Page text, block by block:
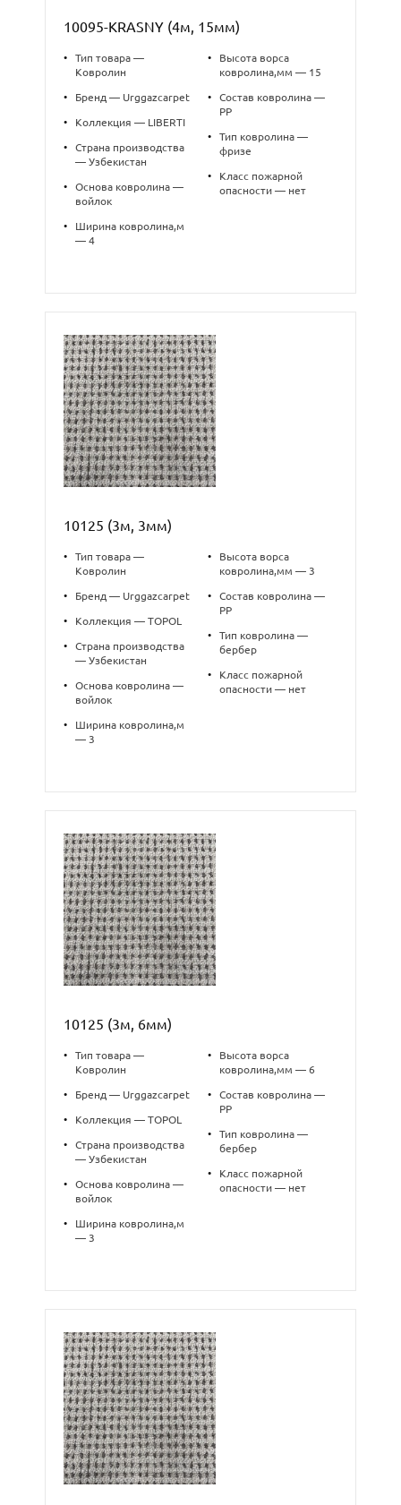
10095-KRASNY (4м, 15мм)
•
Тип товара —
Ковролин
• Бренд — Urggazcarpet
• Коллекция — LIBERTI
•
Страна производства
— Узбекистан
•
Основа ковролина —
войлок
•
Ширина ковролина,м
— 4
•
Высота ворса
ковролина,мм — 15
•
Состав ковролина —
PP
•
Тип ковролина —
фризе
•
Класс пожарной
опасности — нет
10125 (3м, 3мм)
•
Тип товара —
Ковролин
• Бренд — Urggazcarpet
• Коллекция — TOPOL
•
Страна производства
— Узбекистан
•
Основа ковролина —
войлок
•
Ширина ковролина,м
— 3
•
Высота ворса
ковролина,мм — 3
•
Состав ковролина —
PP
•
Тип ковролина —
бербер
•
Класс пожарной
опасности — нет
10125 (3м, 6мм)
•
Тип товара —
Ковролин
• Бренд — Urggazcarpet
• Коллекция — TOPOL
•
Страна производства
— Узбекистан
•
Основа ковролина —
войлок
•
Ширина ковролина,м
— 3
•
Высота ворса
ковролина,мм — 6
•
Состав ковролина —
PP
•
Тип ковролина —
бербер
•
Класс пожарной
опасности — нет